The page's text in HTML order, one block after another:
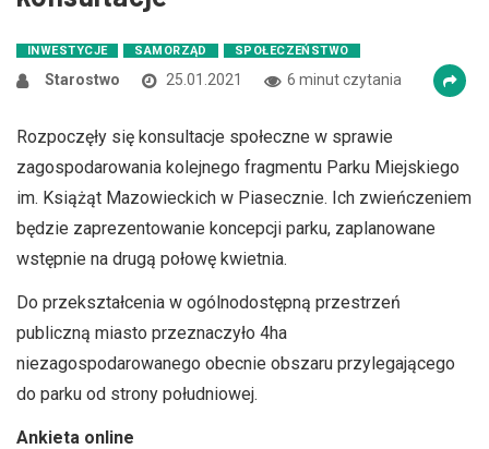
INWESTYCJE SAMORZĄD SPOŁECZEŃSTWO
Starostwo 25.01.2021 6 minut czytania
Rozpoczęły się konsultacje społeczne w sprawie
zagospodarowania kolejnego fragmentu Parku Miejskiego
im. Książąt Mazowieckich w Piasecznie. Ich zwieńczeniem
będzie zaprezentowanie koncepcji parku, zaplanowane
wstępnie na drugą połowę kwietnia.
Do przekształcenia w ogólnodostępną przestrzeń
publiczną miasto przeznaczyło 4ha
niezagospodarowanego obecnie obszaru przylegającego
do parku od strony południowej.
Ankieta online